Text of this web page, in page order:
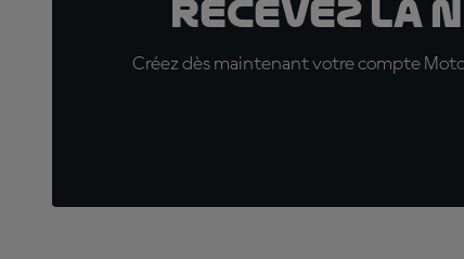
Recevez la
Créez dès maintenant votre compte